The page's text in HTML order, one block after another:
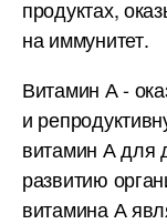
продуктах,
на иммунитет.
Витамин А -
и
витамин А для
развитию
витамина А